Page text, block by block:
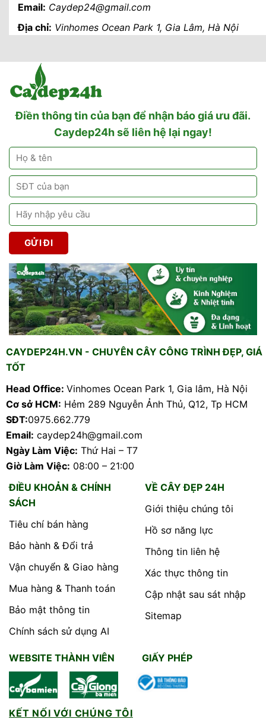
Email: Caydep24@gmail.com
Địa chỉ: Vinhomes Ocean Park 1, Gia Lâm, Hà Nội
Điền thông tin của bạn để nhận báo giá ưu đãi.
Caydep24h sẽ liên hệ lại ngay!
CAYDEP24H.VN - CHUYÊN CÂY CÔNG TRÌNH ĐẸP, GIÁ
TỐT
Head Office: Vinhomes Ocean Park 1, Gia lâm, Hà Nội
Cơ sở HCM: Hẻm 289 Nguyễn Ảnh Thủ, Q12, Tp HCM
SĐT:0975.662.779
Email: caydep24h@gmail.com
Ngày Làm Việc: Thứ Hai – T7
Giờ Làm Việc: 08:00 – 21:00
ĐIỀU KHOẢN & CHÍNH
SÁCH
Tiêu chí bán hàng
Bảo hành & Đổi trả
Vận chuyển & Giao hàng
Mua hàng & Thanh toán
Bảo mật thông tin
Chính sách sử dụng AI
VỀ CÂY ĐẸP 24H
Giới thiệu chúng tôi
Hồ sơ năng lực
Thông tin liên hệ
Xác thực thông tin
Cập nhật sau sát nhập
Sitemap
WEBSITE THÀNH VIÊN GIẤY PHÉP
KẾT NỐI VỚI CHÚNG TÔI